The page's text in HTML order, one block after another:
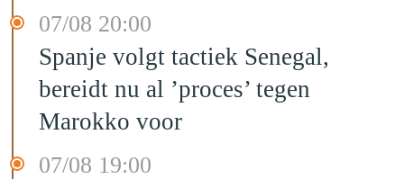
07/08 20:00
Spanje volgt tactiek Senegal,
bereidt nu al ’proces’ tegen
Marokko voor
07/08 19:00